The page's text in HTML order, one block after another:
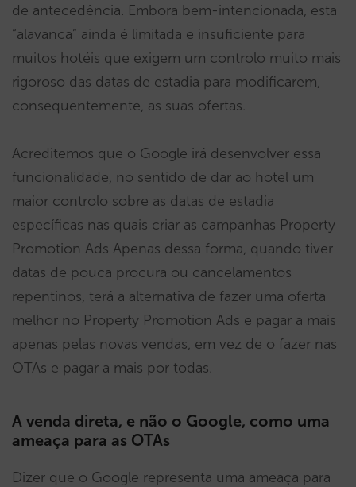
de antecedência. Embora bem-intencionada, esta
“alavanca” ainda é limitada e insuficiente para
muitos hotéis que exigem um controlo muito mais
rigoroso das datas de estadia para modificarem,
consequentemente, as suas ofertas.
Acreditemos que o Google irá desenvolver essa
funcionalidade, no sentido de dar ao hotel um
maior controlo sobre as datas de estadia
específicas nas quais criar as campanhas Property
Promotion Ads Apenas dessa forma, quando tiver
datas de pouca procura ou cancelamentos
repentinos, terá a alternativa de fazer uma oferta
melhor no Property Promotion Ads e pagar a mais
apenas pelas novas vendas, em vez de o fazer nas
OTAs e pagar a mais por todas.
A venda direta, e não o Google, como uma
ameaça para as OTAs
Dizer que o Google representa uma ameaça para